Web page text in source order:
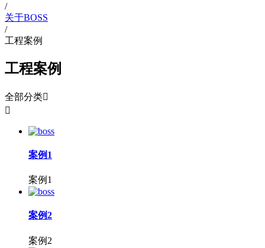
/
关于BOSS
/
工程案例
工程案例
全部分类

案例1
案例1
案例2
案例2